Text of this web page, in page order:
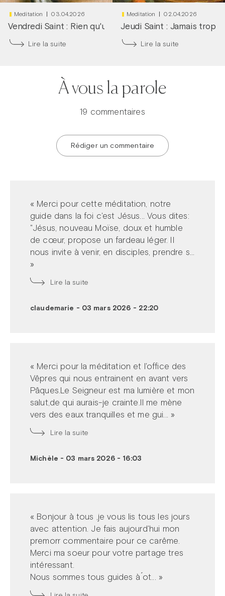
Meditation 03.04.2026
Vendredi Saint : Rien qu'une larme dans tes yeux |
Lire la suite
Meditation 02.04.2026
Jeudi Saint : Jamais trop
Lire la suite
À vous la parole
19 commentaires
Rédiger un commentaire
« Merci pour cette méditation, notre
guide dans la foi c'est Jésus... Vous dites:
"Jésus, nouveau Moïse, doux et humble
de cœur, propose un fardeau léger. Il
nous invite à venir, en disciples, prendre s...
»
Lire la suite
claudemarie - 03 mars 2026 - 22:20
« Merci pour la méditation et l'office des
Vêpres qui nous entrainent en avant vers
Pâques.Le Seigneur est ma lumière et mon
salut,de qui aurais-je crainte.Il me mène
vers des eaux tranquilles et me gui... »
Lire la suite
Michèle - 03 mars 2026 - 16:03
« Bonjour à tous ,je vous lis tous les jours
avec attention. Je fais aujourd'hui mon
premorr commentaire pour ce carême.
Merci ma soeur pour votre partage tres
intéressant.
Nous sommes tous guides à ́ot... »